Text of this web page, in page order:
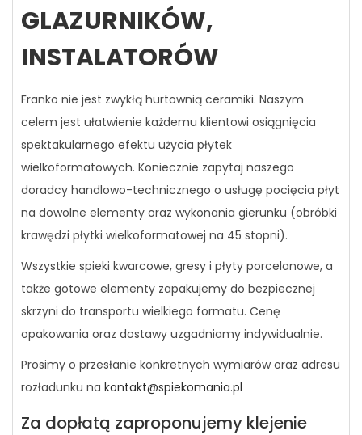
GLAZURNIKÓW,
INSTALATORÓW
Franko nie jest zwykłą hurtownią ceramiki. Naszym
celem jest ułatwienie każdemu klientowi osiągnięcia
spektakularnego efektu użycia płytek
wielkoformatowych. Koniecznie zapytaj naszego
doradcy handlowo-technicznego o usługę pocięcia płyt
na dowolne elementy oraz wykonania gierunku (obróbki
krawędzi płytki wielkoformatowej na 45 stopni).
Wszystkie spieki kwarcowe, gresy i płyty porcelanowe, a
także gotowe elementy zapakujemy do bezpiecznej
skrzyni do transportu wielkiego formatu. Cenę
opakowania oraz dostawy uzgadniamy indywidualnie.
Prosimy o przesłanie konkretnych wymiarów oraz adresu
rozładunku na kontakt@spiekomania.pl
Za dopłatą zaproponujemy klejenie